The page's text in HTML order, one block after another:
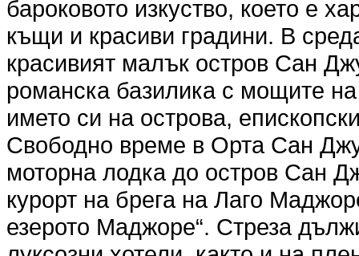
бароковото изкуство, което е
къщи и красиви градини. В
красивият малък остров Сан
романска базилика с мощите
името си на острова,
Свободно време в Орта Сан
моторна лодка до остров Сан
курорт на брега на Лаго
езерото Маджоре“. Стреза